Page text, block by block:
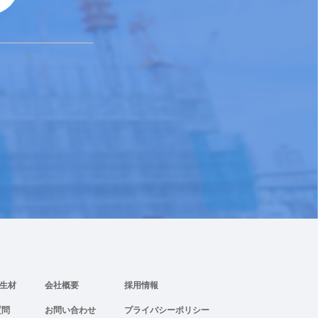
材 会社概要
お問い合わせ
採用情報
プライバシーポリシー